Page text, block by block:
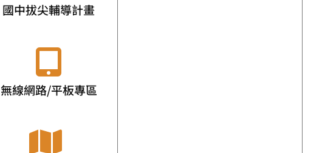
國中拔尖輔導計畫
無線網路/平板專區